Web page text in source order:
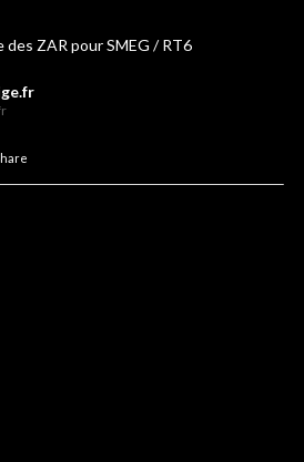
des ZAR pour SMEG / RT6